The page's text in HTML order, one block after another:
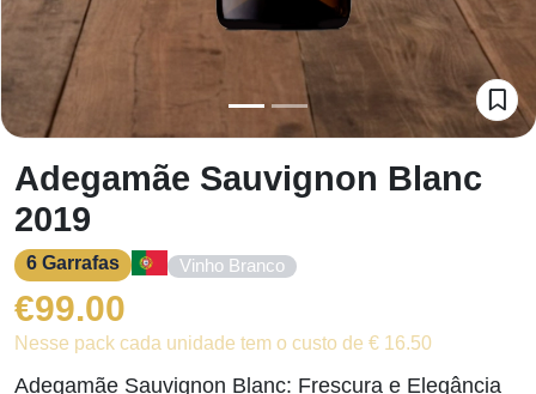
Adegamãe Sauvignon Blanc
2019
6 Garrafas Vinho Branco
€99.00
Nesse pack cada unidade tem o custo de € 16.50
Adegamãe Sauvignon Blanc: Frescura e Elegância